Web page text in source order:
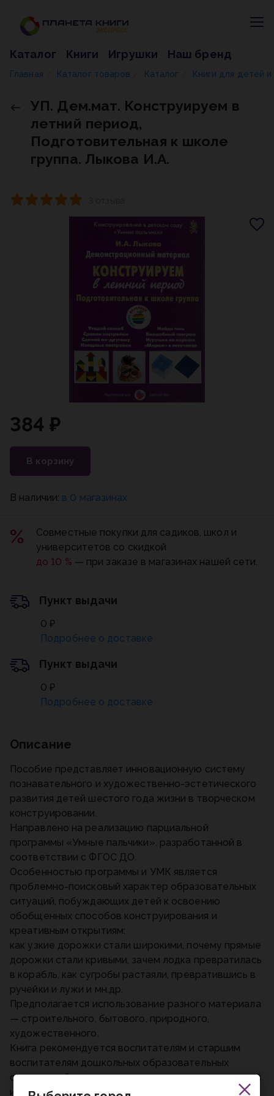
Каталог Книги Игрушки Наш бренд
Главная Каталог товаров Каталог Книги для детей
УП. Дем.мат. Конструируем в
летний период,
Подготовительная к школе
группа. Лыкова И.А.
Описание
Пособие представляет инновационную систему
познавательного и художественно-эстетического
развития детей шестого года жизни в творческом
конструировании.
Направлено на реализацию парциальной
программы «Умные пальчики», разработанной в
соответствии с ФГОС ДО.
Особенностью программы и УМК является
проблемно-поисковый характер образовательных
ситуаций, побуждающих детей к освоению
обобщенных способов конструирования и
креативным открытиям:
как узкие дорожки стали широкими, почему прямые
дорожки стали кривыми, зачем лодка превратилась
в корабль, как сугробы растаяли, превратившись в
ручейки и лужи и мн.др.
Предполагается использование разного материала
— строительного, бытового, природного,
художественного.
Книга рекомендуется воспитателям и старшим
воспитателям дошкольных образовательных
организаций, студентам педагогических колледжей
и вузов.
384 ₽
В корзину
В наличии: в 0 магазинах
Совместные покупки для садиков, школ и
университетов со скидкой
до 10 % — при заказе в магазинах нашей сети.
Пункт выдачи
0 ₽
Подробнее о доставке
Пункт выдачи
0 ₽
Подробнее о доставке